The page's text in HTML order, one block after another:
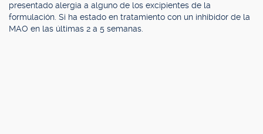
presentado alergia a alguno de los excipientes de la
formulación. Si ha estado en tratamiento con un inhibidor de la
MAO en las últimas 2 a 5 semanas.